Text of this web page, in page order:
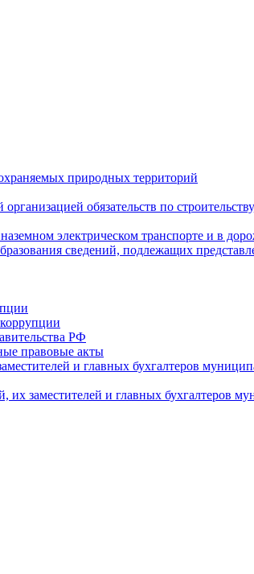
природных территорий
обязательств по
электрическом транспорте и в
сведений, подлежащих
РФ
правовые акты
и главных бухгалтеров
их заместителей и главных